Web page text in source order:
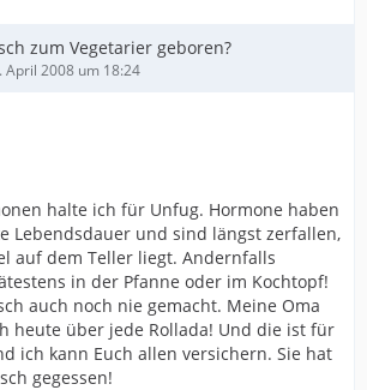
zum Vegetarier geboren?
April 2008 um 18:24
halte ich für Unfug. Hormone haben
Lebendsdauer und sind längst zerfallen,
auf dem Teller liegt. Andernfalls
in der Pfanne oder im Kochtopf!
auch noch nie gemacht. Meine Oma
heute über jede Rollada! Und die ist für
ich kann Euch allen versichern. Sie hat
gegessen!